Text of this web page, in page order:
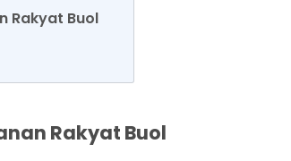
Rakyat Buol
Rakyat Buol